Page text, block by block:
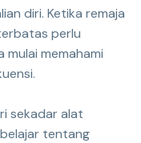
diri. Ketika remaja
perlu
mulai memahami
sekadar alat
tentang